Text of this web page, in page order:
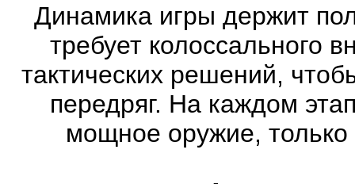
Динамика игры держит
требует колоссального
тактических решений,
передряг. На каждом
мощное оружие, только